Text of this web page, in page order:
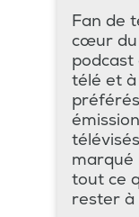
Fan de
cœur du
télé et
marqué
tout ce
rester à